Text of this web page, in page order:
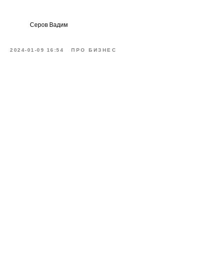
Серов Вадим
2024-01-09 16:54 ПРО БИЗНЕС